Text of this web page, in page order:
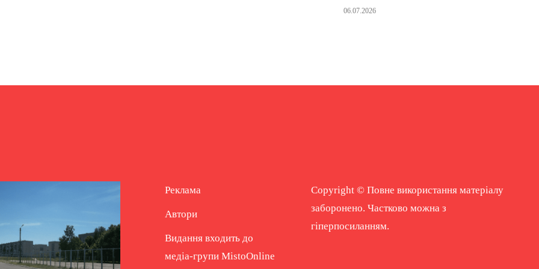
06.07.2026
Реклама
Автори
Видання входить до
медіа-групи MistoOnline
Copyright © Повне використання матеріалу
заборонено. Частково можна з
гіперпосиланням.